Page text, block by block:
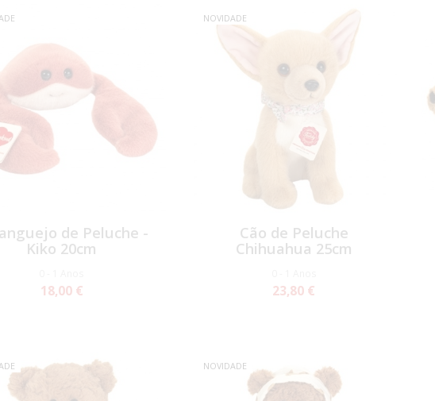
de Peluche -
Kiko 20cm
18,00 €
NOVIDADE
Cão de Peluche
Chihuahua 25cm
23,80 €
NOVIDADE